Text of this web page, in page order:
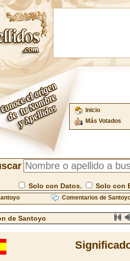
Inicio
Más Votados
Solo con Datos. Solo con
Comentarios de
de Santoyo